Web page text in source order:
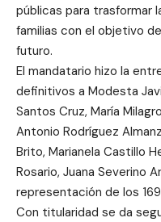
públicas para trasformar
familias con el objetivo
futuro.
El mandatario hizo la
definitivos a Modesta
Santos Cruz, María
Antonio Rodríguez
Brito, Marianela Castillo
Rosario, Juana Severino
representación de los
Con titularidad se da